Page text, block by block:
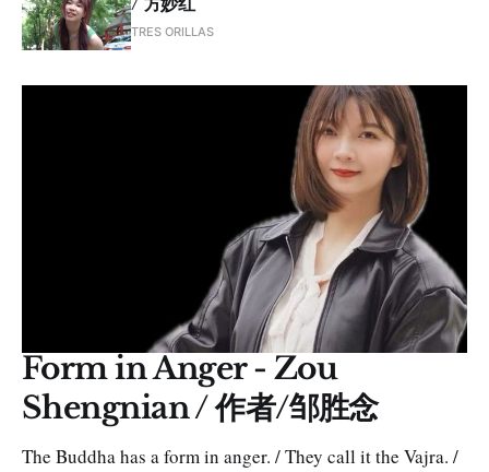
TRES ORILLAS
Form in Anger - Zou
Shengnian / 作者/邹胜念
The Buddha has a form in anger. / They call it the Vajra. /